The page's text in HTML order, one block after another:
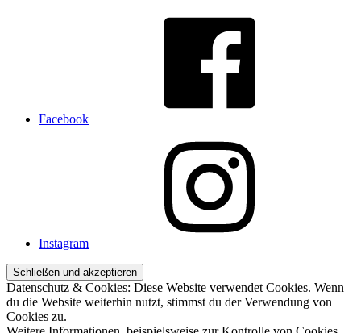
Facebook
Instagram
Datenschutz & Cookies: Diese Website verwendet Cookies. Wenn
du die Website weiterhin nutzt, stimmst du der Verwendung von
Cookies zu.